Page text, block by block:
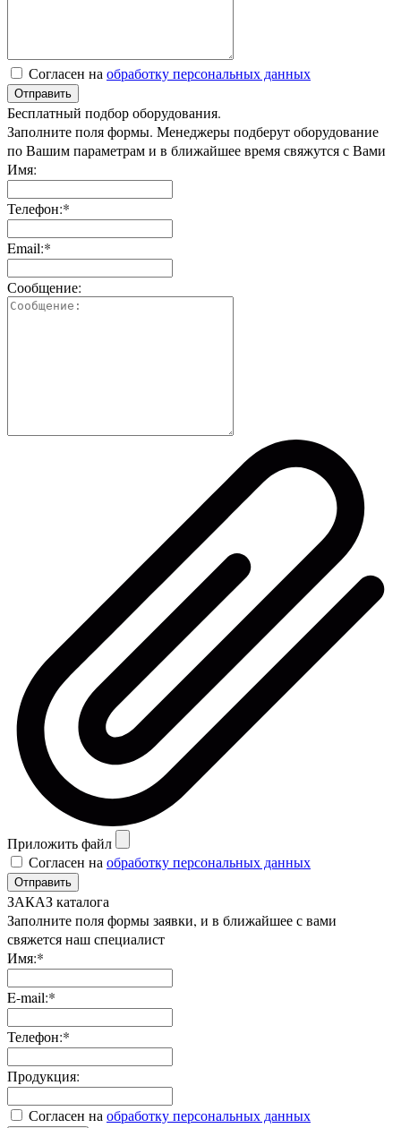
Согласен на обработку персональных данных
Отправить
Бесплатный подбор оборудования.
Заполните поля формы. Менеджеры подберут оборудование
по Вашим параметрам и в ближайшее время свяжутся с Вами
Имя:
Телефон:*
Email:*
Сообщение:
Приложить файл
Согласен на обработку персональных данных
Отправить
ЗАКАЗ каталога
Заполните поля формы заявки, и в ближайшее с вами
свяжется наш специалист
Имя:*
E-mail:*
Телефон:*
Продукция:
Согласен на обработку персональных данных